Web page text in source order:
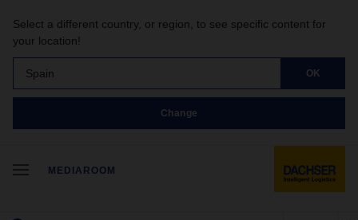
Select a different country, or region, to see specific content for
your location!
Spain OK
Change
MEDIAROOM